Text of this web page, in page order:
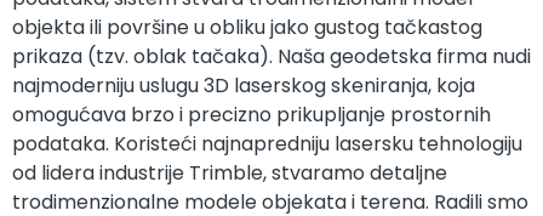
objekta ili površine u obliku jako gustog tačkastog
prikaza (tzv. oblak tačaka). Naša geodetska firma nudi
najmoderniju uslugu 3D laserskog skeniranja, koja
omogućava brzo i precizno prikupljanje prostornih
podataka. Koristeći najnapredniju lasersku tehnologiju
od lidera industrije Trimble, stvaramo detaljne
trodimenzionalne modele objekata i terena. Radili smo